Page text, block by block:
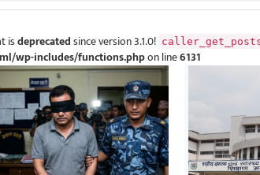
isdeprecatedsince version 3.1.0!
wp-includes/functions.phpon line6131